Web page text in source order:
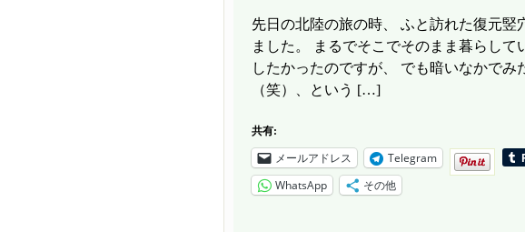
先日の北陸の旅の時、 ふと訪れた復元竪
ました。 まるでそこでそのまま暮らして
したかったのですが、 でも暗いなかでみ
（笑）、という […]
共有:
メールアドレス Telegram
WhatsApp
その他